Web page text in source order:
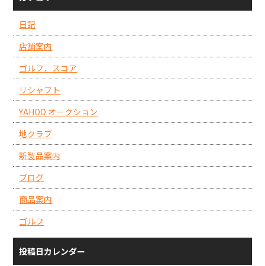
日記
店舗案内
ゴルフ．スコア
リシャフト
YAHOO オークション
地クラブ
新製品案内
ブログ
商品案内
ゴルフ
投稿日カレンダー